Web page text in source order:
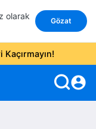
olarak
Gözat
Kaçırmayın!
account_circle